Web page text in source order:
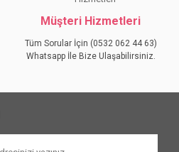
Müşteri Hizmetleri
Tüm Sorular İçin (0532 062 44 63)
Whatsapp İle Bize Ulaşabilirsiniz.